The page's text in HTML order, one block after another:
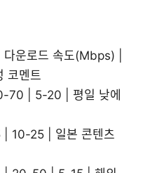
운로드 속도(Mbps) |
코멘트
70 | 5-20 | 평일 낮에
10-25 | 일본 콘텐츠